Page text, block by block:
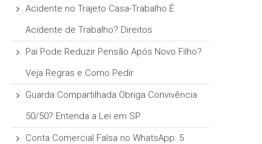
Acidente no Trajeto Casa-Trabalho É
Acidente de Trabalho? Direitos
Pai Pode Reduzir Pensão Após Novo Filho?
Veja Regras e Como Pedir
Guarda Compartilhada Obriga Convivência
50/50? Entenda a Lei em SP
Conta Comercial Falsa no WhatsApp: 5